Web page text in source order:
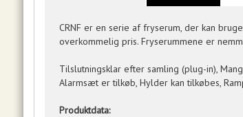
CRNF er en serie af fryserum, der kan
overkommelig pris. Fryserummene er
Tilslutningsklar efter samling (plug-in),
Alarmsæt er tilkøb, Hylder kan tilkøbes,
Produktdata: